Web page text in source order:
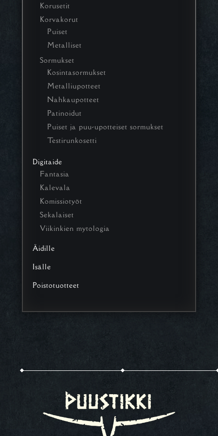
Korusetit
Korvakorut
Puiset
Metalliset
Sormukset
Kosintasormukset
Metalliupotteet
Nahkaupotteet
Patinoidut
Puiset ja puu-upotteiset sormukset
Testirunkosetti
Digitaide
Fantasia
Kalevala
Komissiotyöt
Sekalaiset
Viikinkien mytologia
Äidille
Isälle
Poistotuotteet